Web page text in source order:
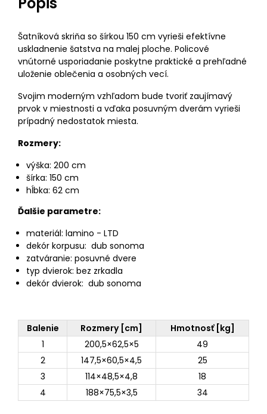
Šatníková skriňa so šírkou 150 cm vyrieši efektívne
uskladnenie šatstva na malej ploche. Policové
vnútorné usporiadanie poskytne praktické a prehľadné
uloženie oblečenia a osobných vecí.
Svojim moderným vzhľadom bude tvoriť zaujímavý
prvok v miestnosti a vďaka posuvným dverám vyrieši
prípadný nedostatok miesta.
Rozmery:
výška: 200 cm
šírka: 150 cm
hĺbka: 62 cm
Ďalšie parametre:
materiál: lamino - LTD
dekór korpusu: dub sonoma
zatváranie: posuvné dvere
typ dvierok: bez zrkadla
dekór dvierok: dub sonoma
Balenie Rozmery [cm]
Hmotnosť [kg]
1
200,5×62,5×5
49
2
147,5×60,5×4,5
25
3
114×48,5×4,8
18
4
188×75,5×3,5 34